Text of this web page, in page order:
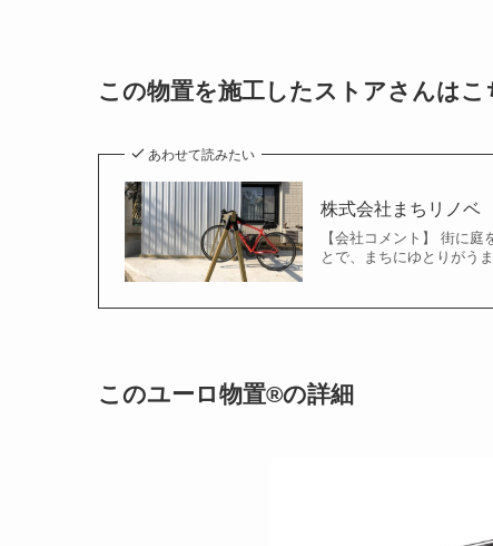
この物置を施工したストアさんはこ
あわせて読みたい
株式会社まちリノベ
【会社コメント】 街に
とで、まちにゆとりがう
このユーロ物置®の詳細